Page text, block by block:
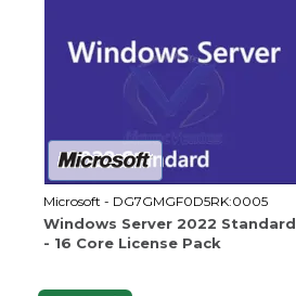
Microsoft - DG7GMGF0D5RK:0005
Windows Server 2022 Standard
- 16 Core License Pack